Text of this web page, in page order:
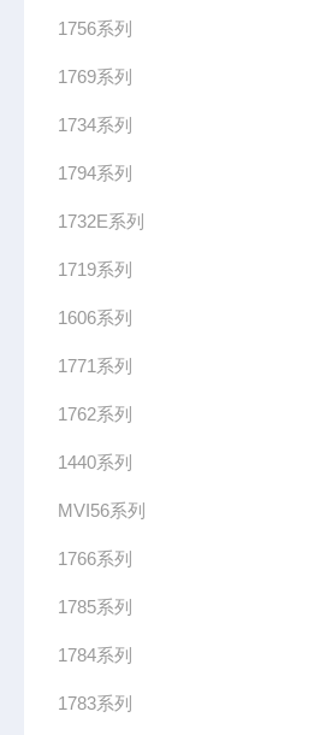
1756系列
1769系列
1734系列
1794系列
1732E系列
1719系列
1606系列
1771系列
1762系列
1440系列
MVI56系列
1766系列
1785系列
1784系列
1783系列